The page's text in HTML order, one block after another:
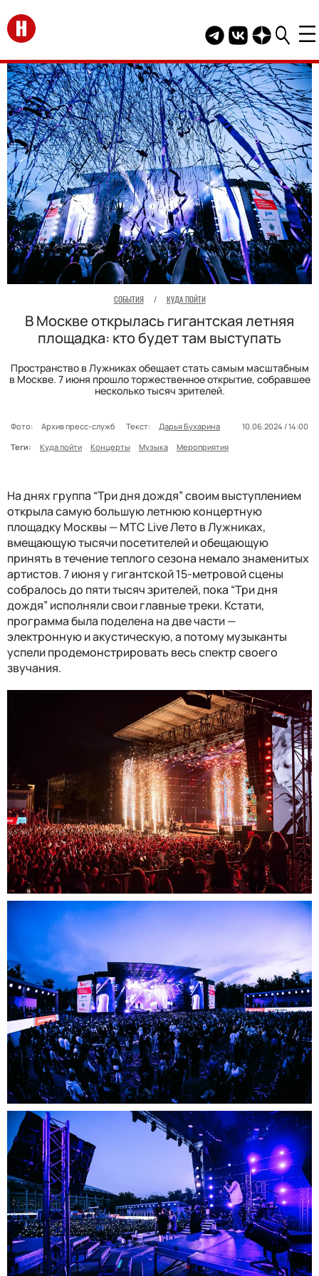
Перейти на главную
Telegram канал
Группа HELLO
Канал
СОБЫТИЯ / КУДА ПОЙТИ
В Москве открылась гигантская летняя
площадка: кто будет там выступать
Пространство в Лужниках обещает стать самым масштабным
в Москве. 7 июня прошло торжественное открытие, собравшее
несколько тысяч зрителей.
Фото: Архив пресс-служб Текст: Дарья Бухарина
10.06.2024 / 14:00
Теги:
Куда пойти Концерты Музыка Мероприятия
На днях группа “Три дня дождя” своим выступлением
открыла самую большую летнюю концертную
площадку Москвы — MTC Live Лето в Лужниках,
вмещающую тысячи посетителей и обещающую
принять в течение теплого сезона немало знаменитых
артистов. 7 июня у гигантской 15-метровой сцены
собралось до пяти тысяч зрителей, пока “Три дня
дождя” исполняли свои главные треки. Кстати,
программа была поделена на две части —
электронную и акустическую, а потому музыканты
успели продемонстрировать весь спектр своего
звучания.